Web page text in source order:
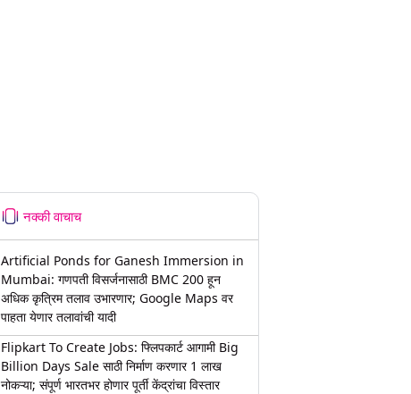
नक्की वाचाच
Artificial Ponds for Ganesh Immersion in
Mumbai: गणपती विसर्जनासाठी BMC 200 हून
अधिक कृत्रिम तलाव उभारणार; Google Maps वर
पाहता येणार तलावांची यादी
Flipkart To Create Jobs: फ्लिपकार्ट आगामी Big
Billion Days Sale साठी निर्माण करणार 1 लाख
नोकऱ्या; संपूर्ण भारतभर होणार पूर्ती केंद्रांचा विस्तार